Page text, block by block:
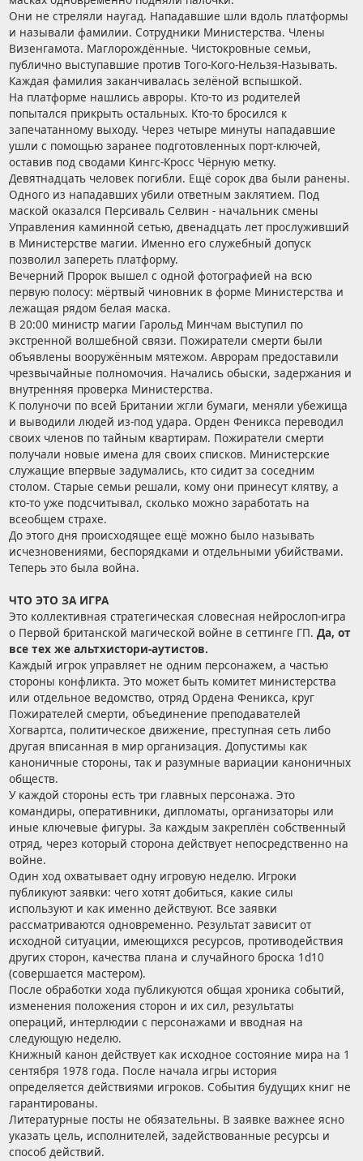
Они не стреляли наугад. Нападавшие шли вдоль платформы
и называли фамилии. Сотрудники Министерства. Члены
Визенгамота. Маглорождённые. Чистокровные семьи,
публично выступавшие против Того-Кого-Нельзя-Называть.
Каждая фамилия заканчивалась зелёной вспышкой.
На платформе нашлись авроры. Кто-то из родителей
попытался прикрыть остальных. Кто-то бросился к
запечатанному выходу. Через четыре минуты нападавшие
ушли с помощью заранее подготовленных порт-ключей,
оставив под сводами Кингс-Кросс Чёрную метку.
Девятнадцать человек погибли. Ещё сорок два были ранены.
Одного из нападавших убили ответным заклятием. Под
маской оказался Персиваль Селвин - начальник смены
Управления каминной сетью, двенадцать лет прослуживший
в Министерстве магии. Именно его служебный допуск
позволил запереть платформу.
Вечерний Пророк вышел с одной фотографией на всю
первую полосу: мёртвый чиновник в форме Министерства и
лежащая рядом белая маска.
В 20:00 министр магии Гарольд Минчам выступил по
экстренной волшебной связи. Пожиратели смерти были
объявлены вооружённым мятежом. Аврорам предоставили
чрезвычайные полномочия. Начались обыски, задержания и
внутренняя проверка Министерства.
К полуночи по всей Британии жгли бумаги, меняли убежища
и выводили людей из-под удара. Орден Феникса переводил
своих членов по тайным квартирам. Пожиратели смерти
получали новые имена для своих списков. Министерские
служащие впервые задумались, кто сидит за соседним
столом. Старые семьи решали, кому они принесут клятву, а
кто-то уже подсчитывал, сколько можно заработать на
всеобщем страхе.
До этого дня происходящее ещё можно было называть
исчезновениями, беспорядками и отдельными убийствами.
Теперь это была война.
ЧТО ЭТО ЗА ИГРА
Это коллективная стратегическая словесная нейрослоп-игра
о Первой британской магической войне в сеттинге ГП. Да, от
все тех же альтхистори-аутистов.
Каждый игрок управляет не одним персонажем, а частью
стороны конфликта. Это может быть комитет министерства
или отдельное ведомство, отряд Ордена Феникса, круг
Пожирателей смерти, объединение преподавателей
Хогвартса, политическое движение, преступная сеть либо
другая вписанная в мир организация. Допустимы как
каноничные стороны, так и разумные вариации каноничных
обществ.
У каждой стороны есть три главных персонажа. Это
командиры, оперативники, дипломаты, организаторы или
иные ключевые фигуры. За каждым закреплён собственный
отряд, через который сторона действует непосредственно на
войне.
Один ход охватывает одну игровую неделю. Игроки
публикуют заявки: чего хотят добиться, какие силы
используют и как именно действуют. Все заявки
рассматриваются одновременно. Результат зависит от
исходной ситуации, имеющихся ресурсов, противодействия
других сторон, качества плана и случайного броска 1d10
(совершается мастером).
После обработки хода публикуются общая хроника событий,
изменения положения сторон и их сил, результаты
операций, интерлюдии с персонажами и вводная на
следующую неделю.
Книжный канон действует как исходное состояние мира на 1
сентября 1978 года. После начала игры история
определяется действиями игроков. События будущих книг не
гарантированы.
Литературные посты не обязательны. В заявке важнее ясно
указать цель, исполнителей, задействованные ресурсы и
способ действий.